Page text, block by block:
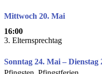
Mittwoch 20. Mai
16:00
3. Elternsprechtag
Sonntag 24. Mai – Dienstag